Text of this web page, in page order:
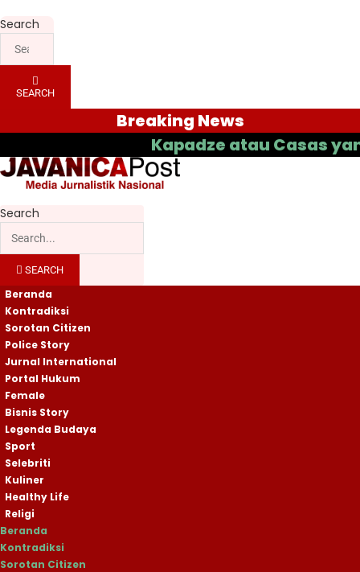
Search
SEARCH
Breaking News
Kapadze atau Casas yang
Search
SEARCH
Beranda
Kontradiksi
Sorotan Citizen
Police Story
Jurnal International
Portal Hukum
Female
Bisnis Story
Legenda Budaya
Sport
Selebriti
Kuliner
Healthy Life
Religi
Beranda
Kontradiksi
Sorotan Citizen